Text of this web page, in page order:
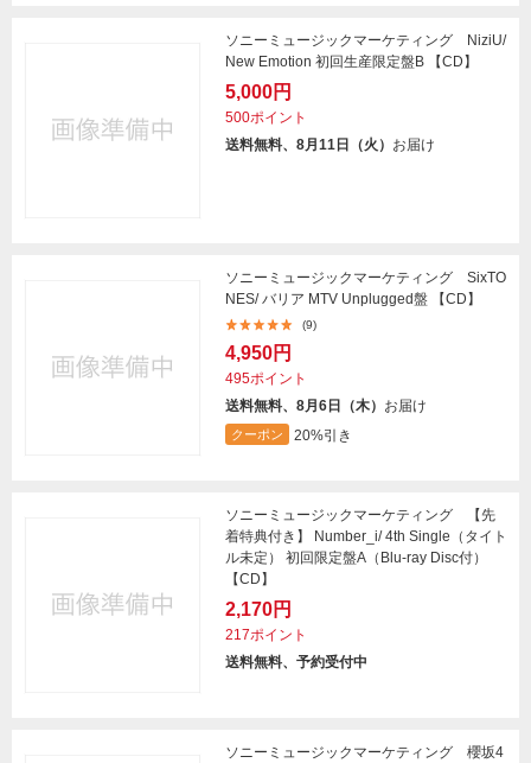
ソニーミュージックマーケティング NiziU/
New Emotion 初回生産限定盤B 【CD】
5,000円
500ポイント
送料無料、8月11日（火） お届け
ソニーミュージックマーケティング SixTO
NES/ バリア MTV Unplugged盤 【CD】
(9)
4,950円
495ポイント
送料無料、8月6日（木） お届け
クーポン 20%引き
ソニーミュージックマーケティング 【先
着特典付き】 Number_i/ 4th Single（タイト
ル未定） 初回限定盤A（Blu-ray Disc付）
【CD】
2,170円
217ポイント
送料無料、予約受付中
ソニーミュージックマーケティング 櫻坂4